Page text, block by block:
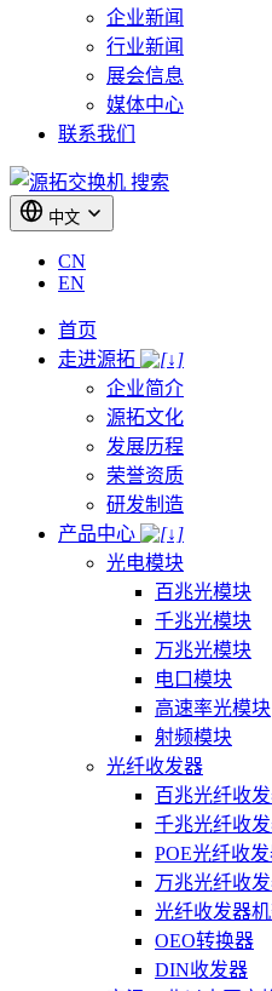
企业新闻
行业新闻
展会信息
媒体中心
联系我们
搜索
中文
CN
EN
首页
走进源拓
企业简介
源拓文化
发展历程
荣誉资质
研发制造
产品中心
光电模块
百兆光模块
千兆光模块
万兆光模块
电口模块
高速率光模块
射频模块
光纤收发器
百兆光纤收
千兆光纤收
POE光纤收
万兆光纤收
光纤收发器
OEO转换器
DIN收发器